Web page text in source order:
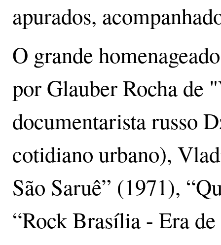
apurados,
O grande
por Glauber Rocha de
documentarista russo
cotidiano urbano),
São Saruê” (1971),
“Rock Brasília - Era